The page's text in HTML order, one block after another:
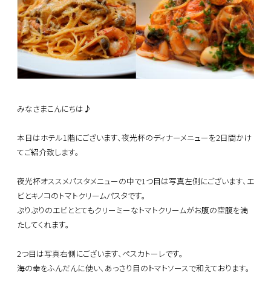
みなさまこんにちは♪
本日はホテル1階にございます、夜光杯のディナーメニューを2日間かけ
てご紹介致します。
夜光杯オススメパスタメニューの中で1つ目は写真左側にございます、エ
ビとキノコのトマトクリームパスタです。
ぷりぷりのエビととてもクリーミーなトマトクリームがお腹の空腹を満
たしてくれます。
2つ目は写真右側にございます、ペスカトーレです。
海の幸をふんだんに使い、あっさり目のトマトソースで和えております。